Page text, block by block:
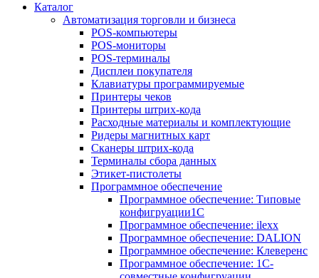
Каталог
Автоматизация торговли и бизнеса
POS-компьютеры
POS-мониторы
POS-терминалы
Дисплеи покупателя
Клавиатуры программируемые
Принтеры чеков
Принтеры штрих-кода
Расходные материалы и комплектующие
Ридеры магнитных карт
Сканеры штрих-кода
Терминалы сбора данных
Этикет-пистолеты
Программное обеспечение
Программное обеспечение: Типовые
конфигруации1С
Программное обеспечение: ilexx
Программное обеспечение: DALION
Программное обеспечение: Клеверенс
Программное обеспечение: 1С-